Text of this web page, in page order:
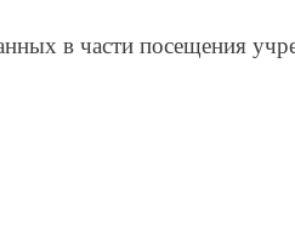
в части посещения